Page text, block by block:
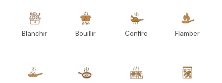
Blanchir Bouillir Confire Flamber